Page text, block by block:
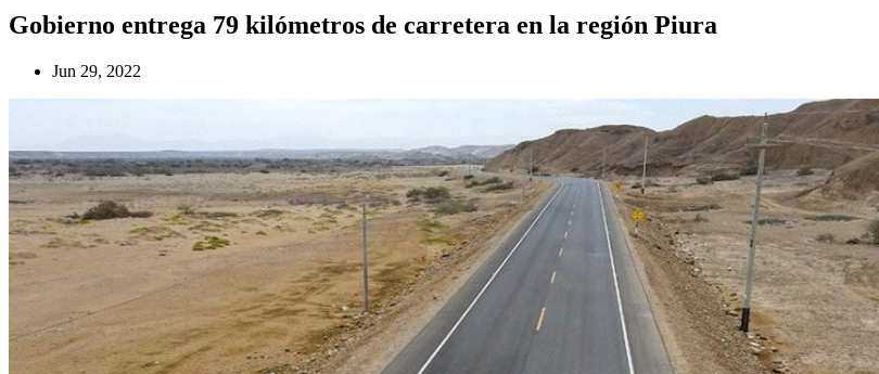
Gobierno entrega 79 kilómetros de carretera en la región Piura
Jun 29, 2022